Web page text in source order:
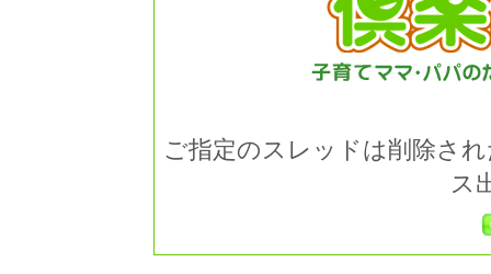
ご指定のスレッドは削除さ
ス